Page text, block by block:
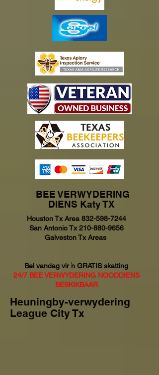
BEE VERWYDERING
DIENS Katy TX
Houston Tx Area 832-598-7244
San Antonio Tx210-880-9656
Galveston Tx Areas
Bel vandag vir 'n GRATIS skatting
24/7 BEE VERWYDERING NOODDIENS
BESKIKBAAR
Heuningby-verwydering
League City Tx